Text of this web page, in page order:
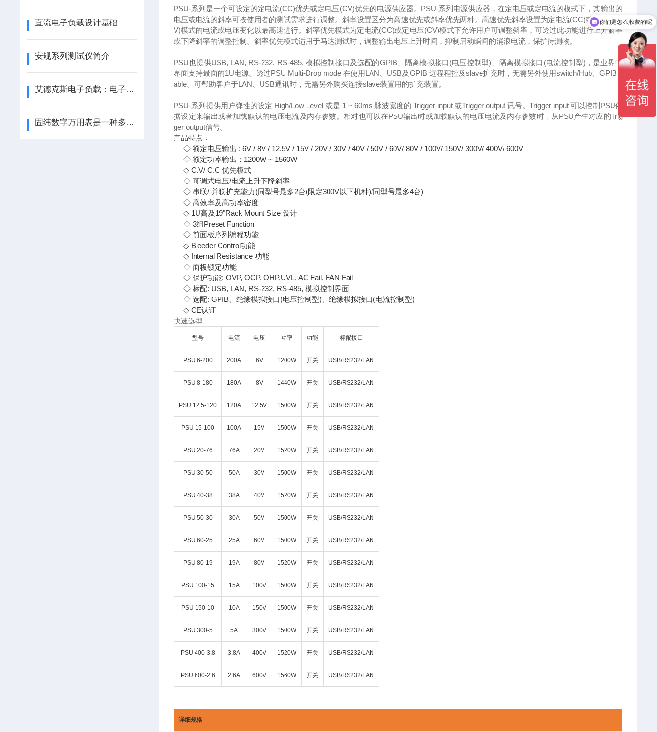
直流电子负载设计基础
安规系列测试仪简介
艾德克斯电子负载：电子测试与测量的新方向
固纬数字万用表是一种多用途电子测量仪器
PSU-系列是一个可设定的定电流(CC)优先或定电压(CV)优先的电源供应器。PSU-系列电源供应器，在定电压或定电流的模式下，其输出的
电压或电流的斜率可按使用者的测试需求进行调整。斜率设置区分为高速优先或斜率优先两种。高速优先斜率设置为定电流(CC)或定电压(C
V)模式的电流或电压变化以最高速进行。斜率优先模式为定电流(CC)或定电压(CV)模式下允许用户可调整斜率，可透过此功能进行上升斜率
或下降斜率的调整控制。斜率优先模式适用于马达测试时，调整输出电压上升时间，抑制启动瞬间的涌浪电流，保护待测物。
PSU也提供USB, LAN, RS-232, RS-485, 模拟控制接口及选配的GPIB、隔离模拟接口(电压控制型)、隔离模拟接口(电流控制型)，是业界中
界面支持最面的1U电源。透过PSU Multi-Drop mode 在使用LAN、USB及GPIB 远程程控及slave扩充时，无需另外使用switch/Hub、GPIB c
able。可帮助客户于LAN、USB通讯时，无需另外购买连接slave装置用的扩充装置。
PSU-系列提供用户弹性的设定 High/Low Level 或是 1 ~ 60ms 脉波宽度的 Trigger input 或Trigger output 讯号。Trigger input 可以控制PSU依
据设定来输出或者加载默认的电压电流及内存参数。相对也可以在PSU输出时或加载默认的电压电流及内存参数时，从PSU产生对应的Trig
ger output信号。
产品特点：
◇ 额定电压输出 : 6V / 8V / 12.5V / 15V / 20V / 30V / 40V / 50V / 60V/ 80V / 100V/ 150V/ 300V/ 400V/ 600V
◇额定功率输出：1200W ~ 1560W
◇C.V/ C.C 优先模式
◇可调式电压/电流上升下降斜率
◇ 串联/ 并联扩充能力(同型号最多2台(限定300V以下机种)/同型号最多4台)
◇高效率及高功率密度
◇ 1U高及19"Rack Mount Size 设计
◇3组Preset Function
◇前面板序列编程功能
◇ Bleeder Control功能
◇ Internal Resistance 功能
◇面板锁定功能
◇保护功能: OVP, OCP, OHP,UVL, AC Fail, FAN Fail
◇标配: USB, LAN, RS-232, RS-485, 模拟控制界面
◇选配: GPIB、绝缘模拟接口(电压控制型)、绝缘模拟接口(电流控制型)
◇CE认证
快速选型
型号 电流 电压 功率 功能 标配接口
PSU 6-200 200A 6V 1200W 开关 USB/RS232/LAN
PSU 8-180 180A 8V 1440W 开关 USB/RS232/LAN
PSU 12.5-120 120A 12.5V 1500W 开关 USB/RS232/LAN
PSU 15-100 100A 15V 1500W 开关 USB/RS232/LAN
PSU 20-76 76A 20V 1520W 开关 USB/RS232/LAN
PSU 30-50 50A 30V 1500W 开关 USB/RS232/LAN
PSU 40-38 38A 40V 1520W 开关 USB/RS232/LAN
PSU 50-30 30A 50V 1500W 开关 USB/RS232/LAN
PSU 60-25 25A 60V 1500W 开关 USB/RS232/LAN
PSU 80-19 19A 80V 1520W 开关 USB/RS232/LAN
PSU 100-15 15A 100V 1500W 开关 USB/RS232/LAN
PSU 150-10 10A 150V 1500W 开关 USB/RS232/LAN
PSU 300-5 5A 300V 1500W 开关 USB/RS232/LAN
PSU 400-3.8 3.8A 400V 1520W 开关 USB/RS232/LAN
PSU 600-2.6 2.6A 600V 1560W 开关 USB/RS232/LAN
详细规格
你们是怎么收费的呢